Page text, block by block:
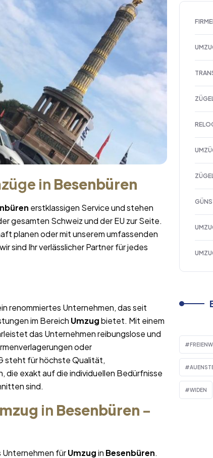
in Besenbüren
erstklassigen Service und stehen
gesamten Schweiz und der EU zur Seite.
planen oder mit unserem umfassenden
sind Ihr verlässlicher Partner für jedes
renommiertes Unternehmen, das seit
im Bereich Umzugbietet. Mit einem
das Unternehmen reibungslose und
oder
steht für höchste Qualität,
exakt auf die individuellen Bedürfnisse
sind.
in Besenbüren –
Unternehmen fürUmzugin Besenbüren.
WIDEN